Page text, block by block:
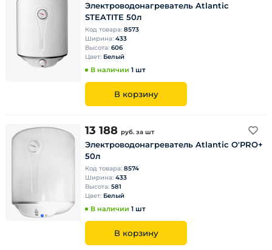
Электроводонагреватель Atlantic
STEATITE 50л
Код товара: 8573
Ширина: 433
Высота: 606
Цвет: Белый
В наличии 1 шт
В корзину
13 188 руб. за шт
Электроводонагреватель Atlantic O'PRO+
50л
Код товара: 8574
Ширина: 433
Высота: 581
Цвет: Белый
В наличии 1 шт
В корзину